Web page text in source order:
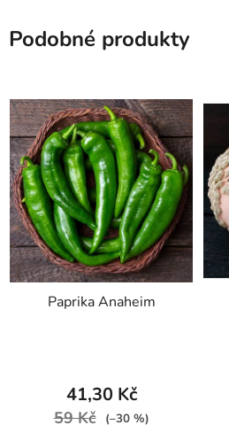
Podobné produkty
Paprika Anaheim
41,30 Kč
59 Kč (–30 %)